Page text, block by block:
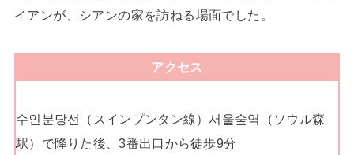
イアンが、シアンの家を訪ねる場面でした。
アクセス
수인분당선（スインプンタン線）서울숲역（ソウル森
駅）で降りた後、3番出口から徒歩9分